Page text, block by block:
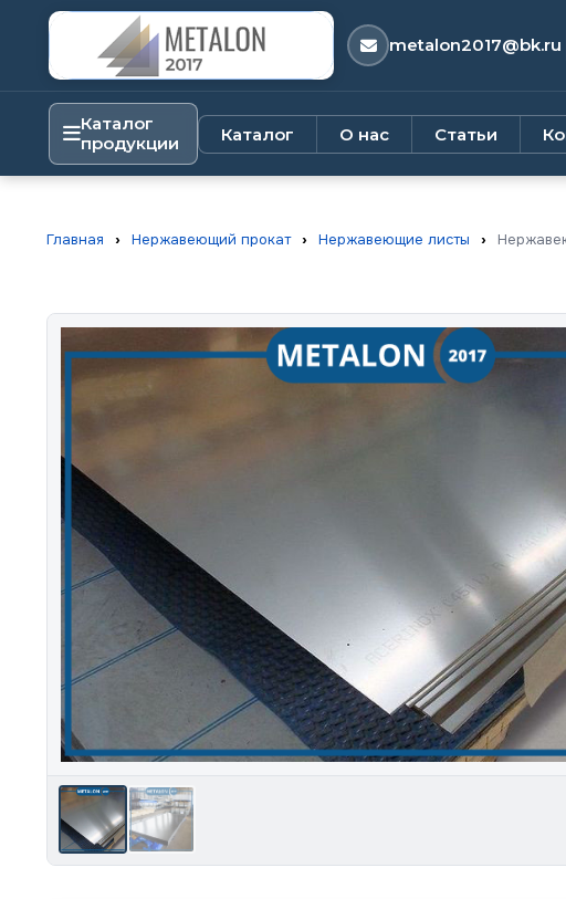
metalon2017@bk.ru
Каталог
продукции
Каталог О нас Статьи
Главная › Нержавеющий прокат › Нержавеющие листы ›